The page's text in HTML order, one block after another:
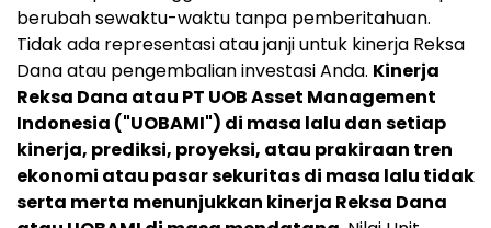
berubah sewaktu-waktu tanpa pemberitahuan.
Tidak ada representasi atau janji untuk kinerja Reksa
Dana atau pengembalian investasi Anda. Kinerja
Reksa Dana atau PT UOB Asset Management
Indonesia ("UOBAMI") di masa lalu dan setiap
kinerja, prediksi, proyeksi, atau prakiraan tren
ekonomi atau pasar sekuritas di masa lalu tidak
serta merta menunjukkan kinerja Reksa Dana